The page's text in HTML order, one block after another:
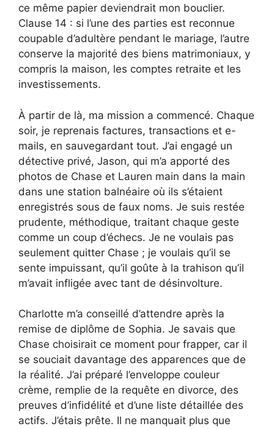
ce même papier deviendrait mon bouclier.
Clause 14 : si l’une des parties est reconnue
coupable d’adultère pendant le mariage, l’autre
conserve la majorité des biens matrimoniaux, y
compris la maison, les comptes retraite et les
investissements.
À partir de là, ma mission a commencé. Chaque
soir, je reprenais factures, transactions et e-
mails, en sauvegardant tout. J’ai engagé un
détective privé, Jason, qui m’a apporté des
photos de Chase et Lauren main dans la main
dans une station balnéaire où ils s’étaient
enregistrés sous de faux noms. Je suis restée
prudente, méthodique, traitant chaque geste
comme un coup d’échecs. Je ne voulais pas
seulement quitter Chase ; je voulais qu’il se
sente impuissant, qu’il goûte à la trahison qu’il
m’avait infligée avec tant de désinvolture.
Charlotte m’a conseillé d’attendre après la
remise de diplôme de Sophia. Je savais que
Chase choisirait ce moment pour frapper, car il
se souciait davantage des apparences que de
la réalité. J’ai préparé l’enveloppe couleur
crème, remplie de la requête en divorce, des
preuves d’infidélité et d’une liste détaillée des
actifs. J’étais prête. Il ne manquait plus que